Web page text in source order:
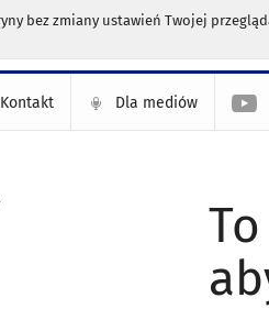
bez zmiany ustawień Twojej
Kontakt Dla mediów